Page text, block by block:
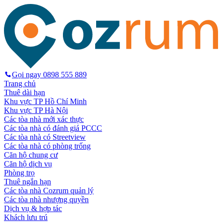
Gọi ngay 0898 555 889
Trang chủ
Thuê dài hạn
Khu vực TP Hồ Chí Minh
Khu vực TP Hà Nội
Các tòa nhà mới xác thực
Các tòa nhà có đánh giá PCCC
Các tòa nhà có Streetview
Các tòa nhà có phòng trống
Căn hộ chung cư
Căn hộ dịch vụ
Phòng trọ
Thuê ngắn hạn
Các tòa nhà Cozrum quản lý
Các tòa nhà nhượng quyền
Dịch vụ & hợp tác
Khách lưu trú